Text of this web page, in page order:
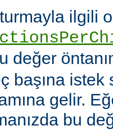
ilgili
değer
istek
gelir.
bu